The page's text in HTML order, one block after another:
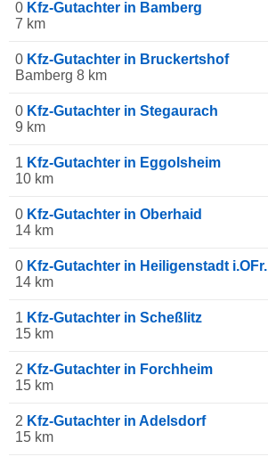
0 Kfz-Gutachter in Bamberg
7 km
0 Kfz-Gutachter in Bruckertshof
Bamberg 8 km
0 Kfz-Gutachter in Stegaurach
9 km
1 Kfz-Gutachter in Eggolsheim
10 km
0 Kfz-Gutachter in Oberhaid
14 km
0 Kfz-Gutachter in Heiligenstadt i.OFr.
14 km
1 Kfz-Gutachter in Scheßlitz
15 km
2 Kfz-Gutachter in Forchheim
15 km
2 Kfz-Gutachter in Adelsdorf
15 km